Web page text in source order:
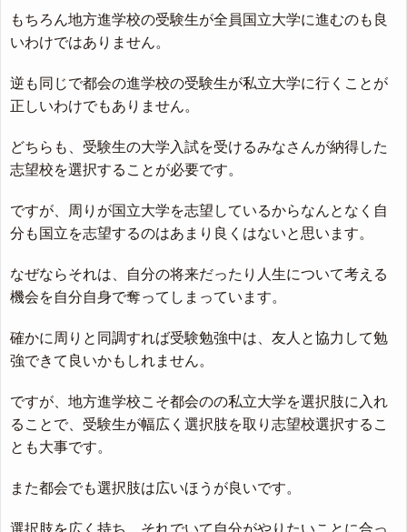
もちろん地方進学校の受験生が全員国立大学に進むのも良
いわけではありません。
逆も同じで都会の進学校の受験生が私立大学に行くことが
正しいわけでもありません。
どちらも、受験生の大学入試を受けるみなさんが納得した
志望校を選択することが必要です。
ですが、周りが国立大学を志望しているからなんとなく自
分も国立を志望するのはあまり良くはないと思います。
なぜならそれは、自分の将来だったり人生について考える
機会を自分自身で奪ってしまっています。
確かに周りと同調すれば受験勉強中は、友人と協力して勉
強できて良いかもしれません。
ですが、地方進学校こそ都会のの私立大学を選択肢に入れ
ることで、受験生が幅広く選択肢を取り志望校選択するこ
とも大事です。
また都会でも選択肢は広いほうが良いです。